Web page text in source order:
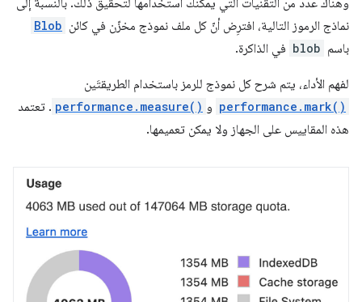
وهناك عدد من التقنيات التي يمكنك استخدامها لتحقيق ذلك. بالنسبة إلى
نماذج الرموز التالية، افترِض أنّ كل ملف نموذج مخزّن في كائن Blob
باسم blob في الذاكرة.
لفهم الأداء، يتم شرح كل نموذج للرمز باستخدام الطريقتَين
performance.mark() و performance.measure() . تعتمد
هذه المقاييس على الجهاز ولا يمكن تعميمها.